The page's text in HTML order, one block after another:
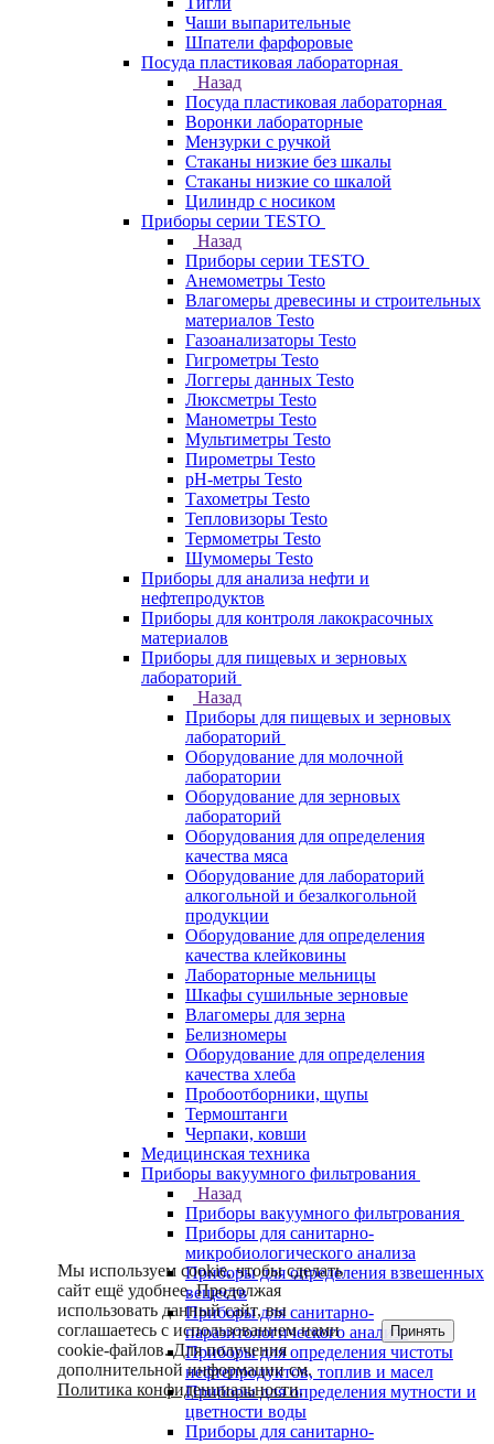
Чаши выпарительные
Шпатели фарфоровые
Посуда пластиковая лабораторная
Назад
Посуда пластиковая лабораторная
Воронки лабораторные
Мензурки с ручкой
Стаканы низкие без шкалы
Стаканы низкие со шкалой
Цилиндр с носиком
Приборы серии TESTO
Назад
Приборы серии TESTO
Анемометры Testo
Влагомеры древесины и строительных
материалов Testo
Газоанализаторы Testo
Гигрометры Testo
Логгеры данных Testo
Люксметры Testo
Манометры Testo
Мультиметры Testo
Пирометры Testo
pH-метры Testo
Тахометры Testo
Тепловизоры Testo
Термометры Testo
Шумомеры Testo
Приборы для анализа нефти и
нефтепродуктов
Приборы для контроля лакокрасочных
материалов
Приборы для пищевых и зерновых
лабораторий
Назад
Приборы для пищевых и зерновых
лабораторий
Оборудование для молочной
лаборатории
Оборудование для зерновых
лабораторий
Оборудования для определения
качества мяса
Оборудование для лабораторий
алкогольной и безалкогольной
продукции
Оборудование для определения
качества клейковины
Лабораторные мельницы
Шкафы сушильные зерновые
Влагомеры для зерна
Белизномеры
Оборудование для определения
качества хлеба
Пробоотборники, щупы
Термоштанги
Черпаки, ковши
Медицинская техника
Приборы вакуумного фильтрования
Назад
Приборы вакуумного фильтрования
Приборы для санитарно-
микробиологического анализа
Приборы для определения взвешенных
веществ
Приборы для санитарно-
паразитологического анализа
Приборы для определения чистоты
нефтепродуктов, топлив и масел
Приборы для определения мутности и
цветности воды
Приборы для санитарно-
Мы используем cookie, чтобы сделать
сайт ещё удобнее. Продолжая
использовать данный сайт, вы
соглашаетесь с использованием нами
cookie-файлов. Для получения
дополнительной информации см.
Политика конфиденциальности.
Принять